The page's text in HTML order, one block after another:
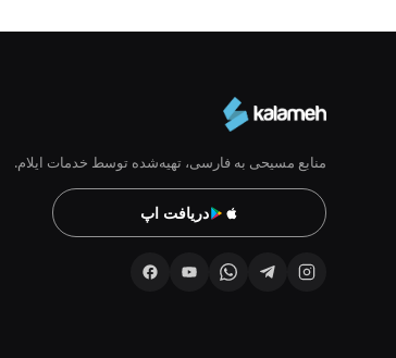
منابع مسیحی به فارسی، تهیه‌شده توسط خدمات ایلام.
دریافت اپ